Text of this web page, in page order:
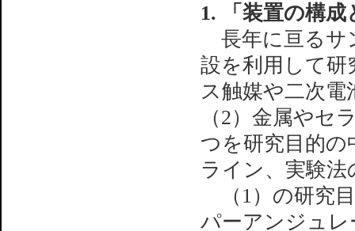
1. 「装置の構
長年に亘るサ
設を利用して研
ス触媒や二次
（2）金属やセ
つを研究目的
ライン、実験
（1）の研究
パーアンジュ